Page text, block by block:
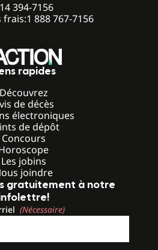
394-7156
frais:1 888 767-7156
rapides
Découvrez
de décès
électroniques
de dépôt
Concours
Les jobins
joindre
gratuitement à notre
(Nécessaire)